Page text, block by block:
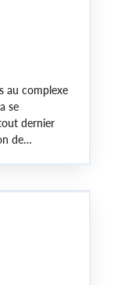
au complexe
se
dernier
de